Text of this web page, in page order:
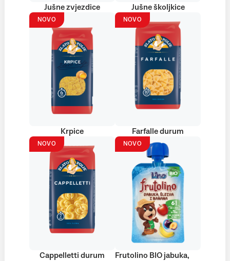
Jušne zvjezdice Jušne školjkice
NOVO
Krpice
NOVO
Farfalle durum
NOVO
Cappelletti durum
NOVO
Frutolino BIO jabuka,